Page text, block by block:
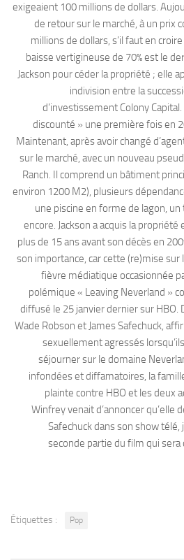
exigeaient 100 millions de dollars.
de retour sur le marché, à un prix
millions de dollars, s’il faut en
baisse vertigineuse de 70% est le
Jackson pour céder la propriété ; elle
indivision entre la
d’investissement Colony
discounté » une première fois en
Maintenant, après avoir changé
sur le marché, avec un nouveau
Ranch. Il comprend un bâtiment
environ 1200 M2), plusieurs
une piscine en forme de lagon,
encore. Jackson a acquis la
plus de 15 ans avant son décès en
son importance, car cette (re)mise
fièvre médiatique occasionnée
polémique « Leaving Neverland »
diffusé le 25 janvier dernier sur HBO.
Wade Robson et James Safechuck,
sexuellement agressés
séjourner sur le domaine
infondées et diffamatoires, la
plainte contre HBO et les deux
Winfrey venait d’annoncer qu’elle
Safechuck dans son show
seconde partie du film qui
Étiquettes : Pop